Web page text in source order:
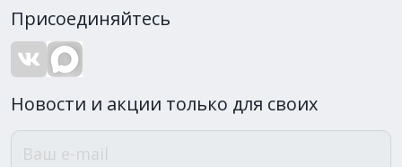
Присоединяйтесь
Новости и акции только для своих